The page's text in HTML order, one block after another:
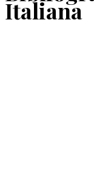
Italiana